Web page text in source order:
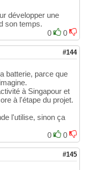
développer une
son temps.
0
0
#144
batterie, parce que
à Singapour et
à l'étape du projet.
l'utilise, sinon ça
0
0
#145